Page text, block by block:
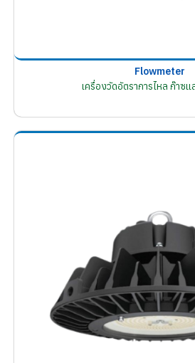
Flowmeter
เครื่องวัดอัตราการไหล ก๊าซแ